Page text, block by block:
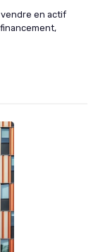
vendre en actif